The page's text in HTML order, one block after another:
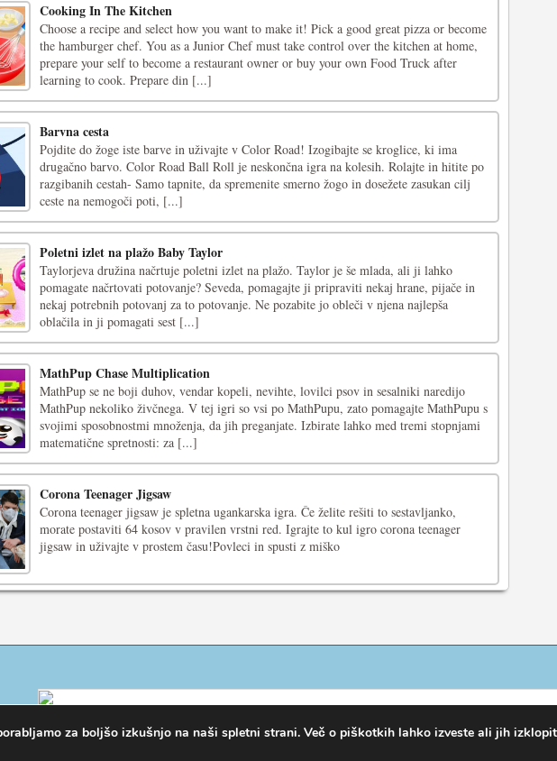
Cooking In The Kitchen
Choose a recipe and select how you want to make it! Pick a good great pizza or become
the hamburger chef. You as a Junior Chef must take control over the kitchen at home,
prepare your self to become a restaurant owner or buy your own Food Truck after
learning to cook. Prepare din [...]
Barvna cesta
Pojdite do žoge iste barve in uživajte v Color Road! Izogibajte se kroglice, ki ima
drugačno barvo. Color Road Ball Roll je neskončna igra na kolesih. Rolajte in hitite po
razgibanih cestah- Samo tapnite, da spremenite smerno žogo in dosežete zasukan cilj
ceste na nemogoči poti, [...]
Poletni izlet na plažo Baby Taylor
Taylorjeva družina načrtuje poletni izlet na plažo. Taylor je še mlada, ali ji lahko
pomagate načrtovati potovanje? Seveda, pomagajte ji pripraviti nekaj hrane, pijače in
nekaj potrebnih potovanj za to potovanje. Ne pozabite jo obleči v njena najlepša
oblačila in ji pomagati sest [...]
MathPup Chase Multiplication
MathPup se ne boji duhov, vendar kopeli, nevihte, lovilci psov in sesalniki naredijo
MathPup nekoliko živčnega. V tej igri so vsi po MathPupu, zato pomagajte MathPupu s
svojimi sposobnostmi množenja, da jih preganjate. Izbirate lahko med tremi stopnjami
matematične spretnosti: za [...]
Corona Teenager Jigsaw
Corona teenager jigsaw je spletna ugankarska igra. Če želite rešiti to sestavljanko,
morate postaviti 64 kosov v pravilen vrstni red. Igrajte to kul igro corona teenager
jigsaw in uživajte v prostem času!Povleci in spusti z miško
za boljšo izkušnjo na naši spletni strani. Več o piškotkih lahko izveste ali jih